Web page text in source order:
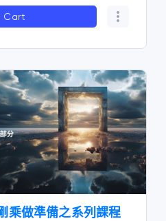
Cart
乘做準備之系列課程